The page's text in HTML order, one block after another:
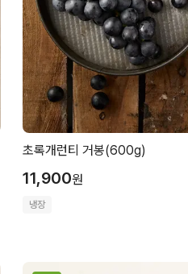
초록개런티 거봉(600g)
11,900원
냉장